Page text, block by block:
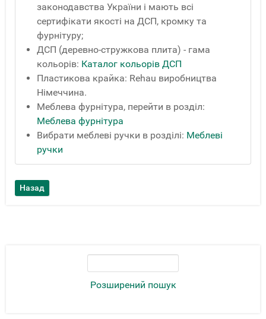
Розширений пошук
законодавства України і мають всі
сертифікати якості на ДСП, кромку та
фурнітуру;
ДСП (деревно-стружкова плита) - гама
кольорів: Каталог кольорів ДСП
Пластикова крайка: Rehau виробництва
Німеччина.
Меблева фурнітура, перейти в розділ:
Меблева фурнітура
Вибрати меблеві ручки в розділі: Меблеві
ручки